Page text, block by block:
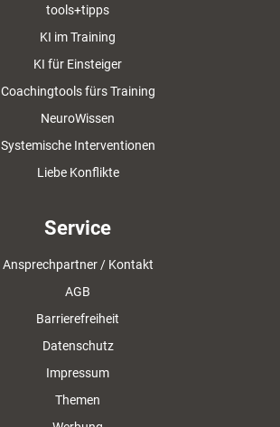
tools+tipps
KI im Training
KI für Einsteiger
Coachingtools fürs Training
NeuroWissen
Systemische Interventionen
Liebe Konflikte
Service
Ansprechpartner / Kontakt
AGB
Barrierefreiheit
Datenschutz
Impressum
Themen